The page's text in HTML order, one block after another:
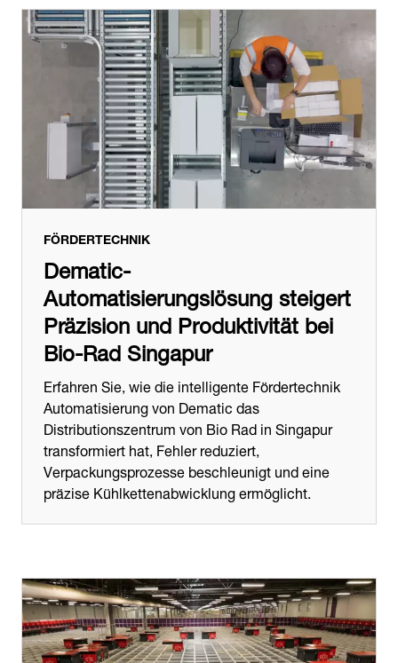
FÖRDERTECHNIK
Dematic-
Automatisierungslösung steigert
Präzision und Produktivität bei
Bio-Rad Singapur
Erfahren Sie, wie die intelligente Fördertechnik
Automatisierung von Dematic das
Distributionszentrum von Bio Rad in Singapur
transformiert hat, Fehler reduziert,
Verpackungsprozesse beschleunigt und eine
präzise Kühlkettenabwicklung ermöglicht.